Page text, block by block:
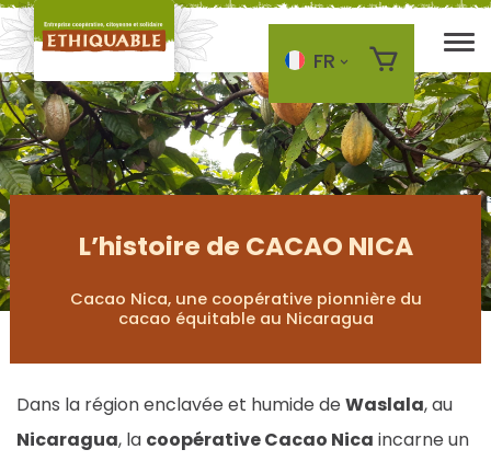
Skip to main content
FR
L’histoire de CACAO NICA
Cacao Nica, une coopérative pionnière du
cacao équitable au Nicaragua
Dans la région enclavée et humide de Waslala, au
Nicaragua, la coopérative Cacao Nica incarne un